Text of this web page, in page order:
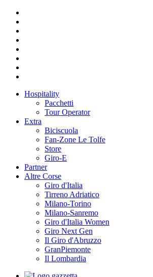
Hospitality
Pacchetti
Tour Operator
Extra
Biciscuola
Fan-Zone Le Tolfe
Store
Giro-E
Partner
Altre Corse
Giro d'Italia
Tirreno Adriatico
Milano-Torino
Milano-Sanremo
Giro d'Italia Women
Giro Next Gen
Il Giro d'Abruzzo
GranPiemonte
Il Lombardia